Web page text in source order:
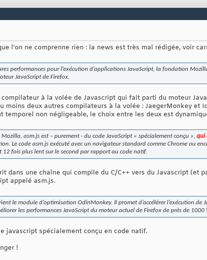
l'on ne comprenne rien : la news est très mal rédigée, voir
performances pour l’exécution d’applications JavaScript, la fondation
JavaScript de Firefox.
à la volée de Javascript qui fait parti du moteur
moins deux autres compilateurs à la volée : JaegerMonkey et
temporel non négligeable, le choix entre les deux est
Mozilla, asm.js est – purement - du code JavaScript « spécialement conçu », qui
Le code asm.js exécuté avec un navigateur standard comme Chrome ou
12 fois plus lent sur le second par rapport au code natif.
dans une chaîne qui compile du C/C++ vers du Javascript (et
appelé asm.js.
le module d’optimisation OdinMonkey. Il promet d’accélérer l’exécution de
les performances JavaScript du moteur actuel de Firefox de près de 1000
javascript spécialement conçu en code natif.
!